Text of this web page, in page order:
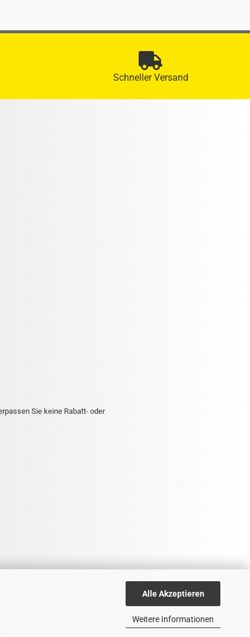
Alle Akzeptieren
Weitere Informationen
Schneller Versand
Sie keine Rabatt- oder